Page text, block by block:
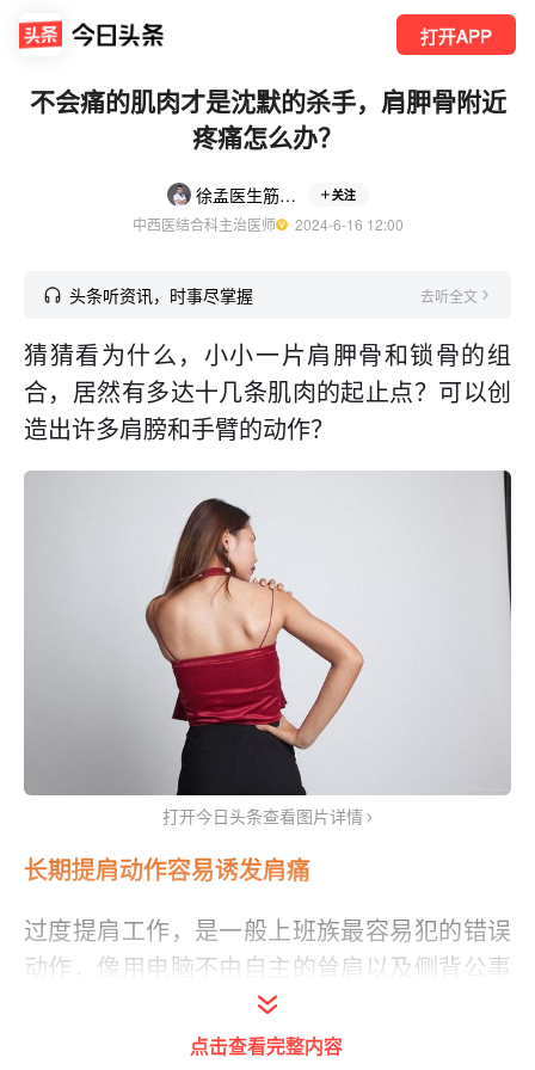
打开APP
不会痛的肌肉才是沈默的杀手，肩胛骨附近
疼痛怎么办？
徐孟医生筋骨疼痛说 关注
中西医结合科主治医师
  2024-6-16 12:00
头条听资讯，时事尽掌握 去听全文
猜猜看为什么，小小一片肩胛骨和锁骨的组
合，居然有多达十几条肌肉的起止点？可以创
造出许多肩膀和手臂的动作？
打开今日头条查看图片详情
长期提肩动作容易诱发肩痛
过度提肩工作，是一般上班族最容易犯的错误
动作，像用电脑不由自主的耸肩以及侧背公事
包，长期下来会造成肩颈交界点酸痛，也就是
提肩胛肌和斜方肌过劳，一旦其中1、2条肌肉
点击查看完整内容